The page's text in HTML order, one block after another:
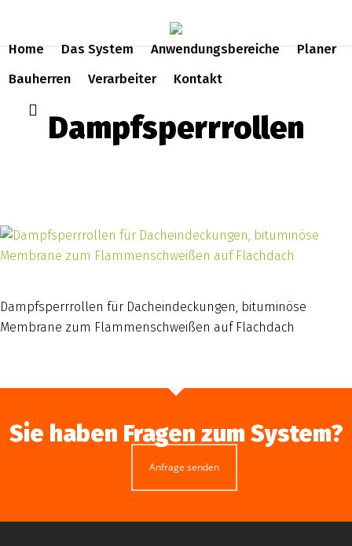
main
content
Home Das System Anwendungsbereiche
Planer
Bauherren
Verarbeiter Kontakt
Dampfsperrrollen
Dampfsperrrollen für Dacheindeckungen, bituminöse
Membrane zum Flammenschweißen auf Flachdach
Sie haben Fragen zum System?
Anfrage senden